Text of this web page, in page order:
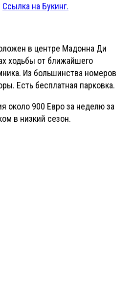
Ссылка на Букинг.
в центре Мадонна Ди
ходьбы от ближайшего
Из большинства номеров
Есть бесплатная парковка.
около 900 Евро за неделю за
в низкий сезон.